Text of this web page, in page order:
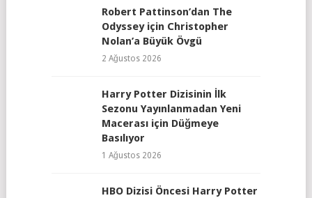
Robert Pattinson’dan The
Odyssey için Christopher
Nolan’a Büyük Övgü
2 Ağustos 2026
Harry Potter Dizisinin İlk
Sezonu Yayınlanmadan Yeni
Macerası için Düğmeye
Basılıyor
1 Ağustos 2026
HBO Dizisi Öncesi Harry Potter